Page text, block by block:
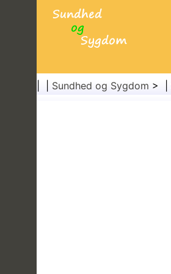
Sundhed og Sygdom > |